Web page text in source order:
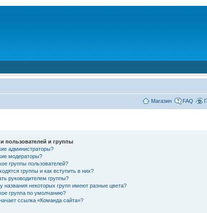
Магазин FAQ
пользователей и группы
администраторы?
модераторы?
группы пользователей?
группы и как вступить в них?
руководителем группы?
названия некоторых групп имеют разные цвета?
группа по умолчанию?
ссылка «Команда сайта»?